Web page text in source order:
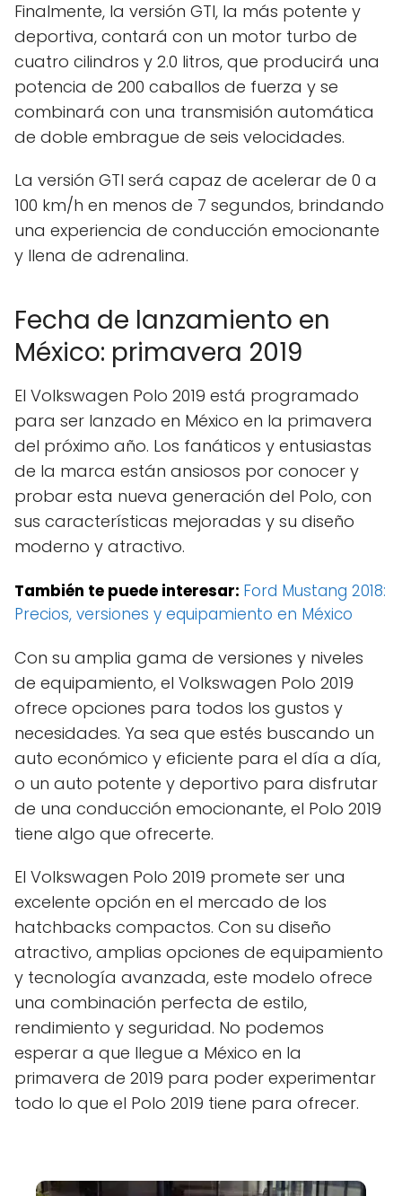
Finalmente, la versión GTI, la más potente y
deportiva, contará con un motor turbo de
cuatro cilindros y 2.0 litros, que producirá una
potencia de 200 caballos de fuerza y se
combinará con una transmisión automática
de doble embrague de seis velocidades.
La versión GTI será capaz de acelerar de 0 a
100 km/h en menos de 7 segundos, brindando
una experiencia de conducción emocionante
y llena de adrenalina.
Fecha de lanzamiento en
México: primavera 2019
El Volkswagen Polo 2019 está programado
para ser lanzado en México en la primavera
del próximo año. Los fanáticos y entusiastas
de la marca están ansiosos por conocer y
probar esta nueva generación del Polo, con
sus características mejoradas y su diseño
moderno y atractivo.
También te puede interesar: Ford Mustang 2018:
Precios, versiones y equipamiento en México
Con su amplia gama de versiones y niveles
de equipamiento, el Volkswagen Polo 2019
ofrece opciones para todos los gustos y
necesidades. Ya sea que estés buscando un
auto económico y eficiente para el día a día,
o un auto potente y deportivo para disfrutar
de una conducción emocionante, el Polo 2019
tiene algo que ofrecerte.
El Volkswagen Polo 2019 promete ser una
excelente opción en el mercado de los
hatchbacks compactos. Con su diseño
atractivo, amplias opciones de equipamiento
y tecnología avanzada, este modelo ofrece
una combinación perfecta de estilo,
rendimiento y seguridad. No podemos
esperar a que llegue a México en la
primavera de 2019 para poder experimentar
todo lo que el Polo 2019 tiene para ofrecer.